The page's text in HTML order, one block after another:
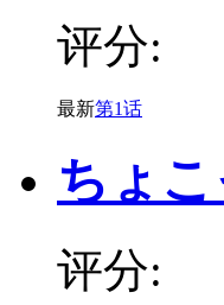
评分:
最新第1话
ちょ
评分: